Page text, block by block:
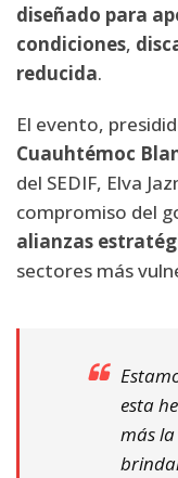
diseñado para
condiciones,
reducida.
El evento,
Cuauhtémoc
del SEDIF, Elva
compromiso del
alianzas
sectores más
esta
más